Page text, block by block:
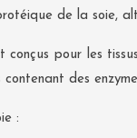
de la soie,
pour les
des
: